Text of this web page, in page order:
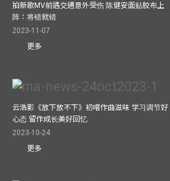
拍新歌MV前遇交通意外受伤 陈健安面贴胶布上
阵：将错就错
2023-11-07
更多
云浩影《放下放不下》初嚐作曲滋味 学习调节好
心态 留作成长美好回忆
2023-10-24
更多